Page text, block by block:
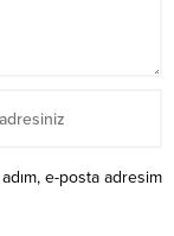
e-posta adresim